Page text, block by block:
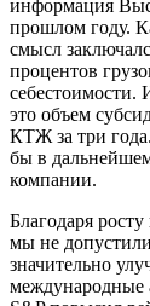
информация
прошлом году.
смысл
процентов
себестоимости.
это объем
КТЖ за три
бы в
компании.
Благодаря
мы не
значительно
международные